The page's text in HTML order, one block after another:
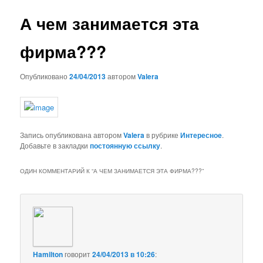
А чем занимается эта
фирма???
Опубликовано24/04/2013авторомValera
Запись опубликована авторомValeraв рубрикеИнтересное.
Добавьте в закладкипостоянную ссылку.
ОДИН КОММЕНТАРИЙ К “А ЧЕМ ЗАНИМАЕТСЯ ЭТА ФИРМА???”
Hamiltonговорит24/04/2013 в 10:26: